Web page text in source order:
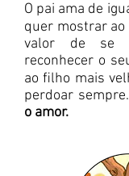
O pai ama de
quer mostrar ao
valor de se
reconhecer o
ao ﬁlho mais
perdoar sempre.
o amor.